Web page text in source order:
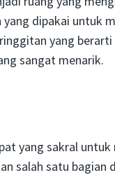
dipakai untuk
yang
sangat menarik.
yang sakral
salah satu